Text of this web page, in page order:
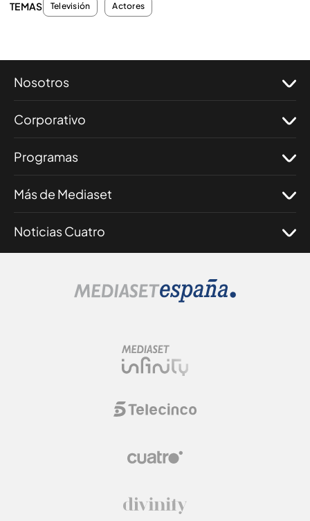
TEMAS Televisión Actores
Nosotros
Corporativo
Programas
Más de Mediaset
Noticias Cuatro